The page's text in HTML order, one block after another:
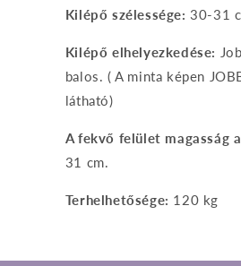
Kilépő szélessége: 30-31
Kilépő elhelyezkedése:
balos. ( A minta képen
látható)
A fekvő felület magasság
31 cm.
Terhelhetősége: 120 kg